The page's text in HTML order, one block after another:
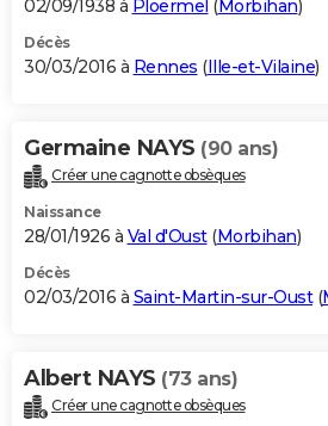
02/09/1938 à Ploërmel ( Morbihan)
Décès
30/03/2016 à Rennes (Ille-et-Vilaine)
Germaine NAYS (90 ans)
Créer une cagnotte obsèques
Naissance
28/01/1926 à Val d'Oust(Morbihan)
Décès
02/03/2016 à Saint-Martin-sur-Oust(
Albert NAYS (73 ans)
Créer une cagnotte obsèques